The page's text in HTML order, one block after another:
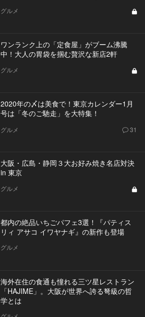
グルメ
ワンランク上の「定食屋」がブーム沸騰
中！大人の胃袋を掴む贅沢な新店2軒
グルメ
2020年の〆は美食で！東京カレンダー1月
号は「冬のご馳走」を大特集！
グルメ 31
大阪・広島・静岡３大お好み焼き名店対決
in 東京
グルメ
都内の絶品いちごパフェ3選！『パティス
リィ アサコ イワヤナギ』の新作も登場
グルメ
海外在住の食通も憧れる三ツ星レストラン
「HAJIME」。大阪が世界へ誇る弩級の哲
学とは